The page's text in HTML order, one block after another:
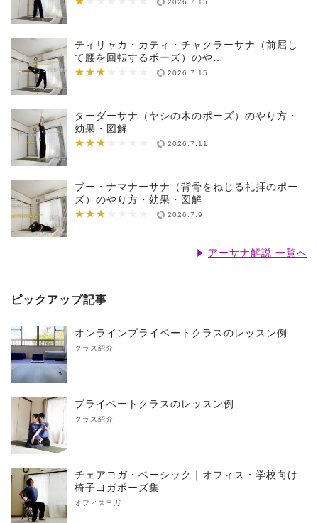
2026.7.15
ティリャカ・カティ・チャクラーサナ（前屈し
て腰を回転するポーズ）のや…
★★★
★★★★★★★ 2026.7.15
ターダーサナ（ヤシの木のポーズ）のやり方・
効果・図解
★★★
★★★★★★★ 2026.7.11
ブー・ナマナーサナ（背骨をねじる礼拝のポー
ズ）のやり方・効果・図解
★★★
★★★★★★★ 2026.7.9
アーサナ解説 一覧へ
ピックアップ記事
オンラインプライベートクラスのレッスン例
クラス紹介
プライベートクラスのレッスン例
クラス紹介
チェアヨガ・ベーシック｜オフィス・学校向け
椅子ヨガポーズ集
オフィスヨガ